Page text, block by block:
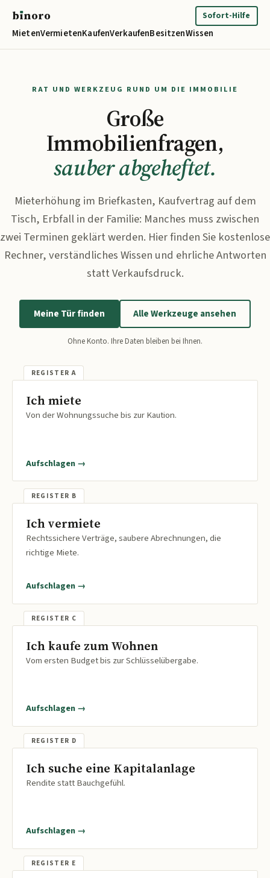
bınoro
MietenVermietenKaufenVerkaufenBesitzenWissen
Sofort-Hilfe
RAT UND WERKZEUG RUND UM DIE IMMOBILIE
Große
Immobilienfragen,
sauber abgeheftet.
Mieterhöhung im Briefkasten, Kaufvertrag auf dem
Tisch, Erbfall in der Familie: Manches muss zwischen
zwei Terminen geklärt werden. Hier finden Sie kostenlose
Rechner, verständliches Wissen und ehrliche Antworten
statt Verkaufsdruck.
Meine Tür finden Alle Werkzeuge ansehen
Ohne Konto. Ihre Daten bleiben bei Ihnen.
Ich miete
Von der Wohnungssuche bis zur Kaution.
Aufschlagen →
Ich vermiete
Rechtssichere Verträge, saubere Abrechnungen, die
richtige Miete.
Aufschlagen →
Ich kaufe zum Wohnen
Vom ersten Budget bis zur Schlüsselübergabe.
Aufschlagen →
Ich suche eine Kapitalanlage
Rendite statt Bauchgefühl.
Aufschlagen →